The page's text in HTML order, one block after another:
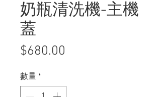
奶瓶清洗機-主機
蓋
$680.00
數量 *